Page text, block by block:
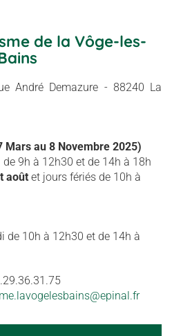
de la Vôge-les-
André Demazure - 88240 La
Mars au 8 Novembre 2025)
9h à 12h30 et de 14h à 18h
août et jours fériés de 10h à
de 10h à 12h30 et de 14h à